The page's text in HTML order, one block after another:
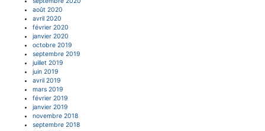
août 2020
avril 2020
février 2020
janvier 2020
octobre 2019
septembre 2019
juillet 2019
juin 2019
avril 2019
mars 2019
février 2019
janvier 2019
novembre 2018
septembre 2018